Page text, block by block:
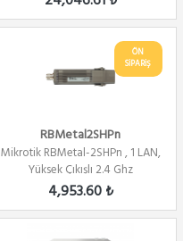
ÖN
SİPARİŞ
RBMetal2SHPn
Mikrotik RBMetal-2SHPn , 1 LAN,
Yüksek Çıkışlı 2.4 Ghz
802.11b/g/...
4,953.60 ₺